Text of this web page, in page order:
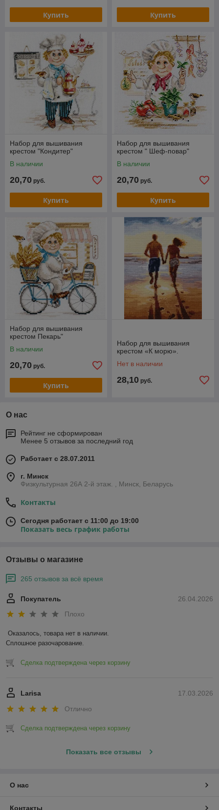
Купить Купить
Набор для вышивания
крестом "Кондитер"
В наличии
20,70 руб.
Купить
Набор для вышивания
крестом " Шеф-повар"
В наличии
20,70 руб.
Купить
Набор для вышивания
крестом Пекарь"
В наличии
20,70 руб.
Купить
Набор для вышивания
крестом «К морю».
Нет в наличии
28,10 руб.
О нас
Рейтинг не сформирован
Менее 5 отзывов за последний год
Работает с 28.07.2011
г. Минск
Физкультурная 26А 2-й этаж. , Минск, Беларусь
Контакты
Сегодня работает с 11:00 до 19:00
Показать весь график работы
Отзывы о магазине
265 отзывов за всё время
26.04.2026
Покупатель
Плохо
Оказалось, товара нет в наличии.
Сплошное разочарование.
Сделка подтверждена через корзину
17.03.2026
Larisa
Отлично
Сделка подтверждена через корзину
Показать все отзывы
О нас
Контакты